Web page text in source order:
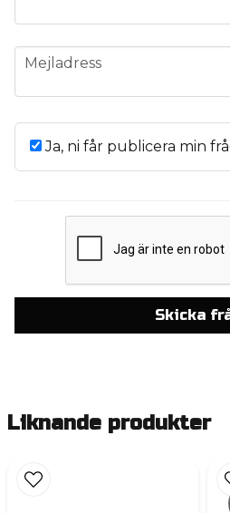
email
Mejladress
Ja, ni får publicera min
Skicka
Liknande produkter